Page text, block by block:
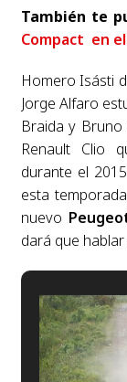
También te
Compact en
Homero Isásti
Jorge Alfaro
Braida y
Renault Clio
durante el
esta
nuevo
dará que